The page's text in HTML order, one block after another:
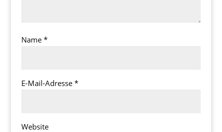
Name *
E-Mail-Adresse *
Website